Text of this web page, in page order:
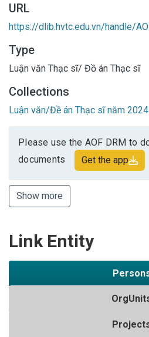
URL
https://dlib.hvtc.edu.vn/handle/
Type
Luận văn Thạc sĩ/ Đồ án Thạc sĩ
Collections
Luận văn/Đề án Thạc sĩ năm
Please use the AOF DRM to
documents
Get the app
Show more
Link Entity